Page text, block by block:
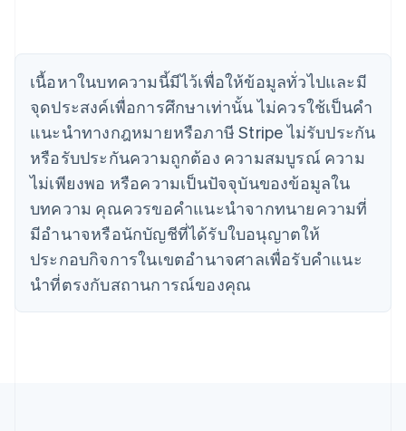
เนื้อหาในบทความนี้มีไว้เพื่อให้ข้อมูลทั่วไปและมี
จุดประสงค์เพื่อการศึกษาเท่านั้น ไม่ควรใช้เป็นคํา
แนะนําทางกฎหมายหรือภาษี Stripe ไม่รับประกัน
หรือรับประกันความถูกต้อง ความสมบูรณ์ ความ
ไม่เพียงพอ หรือความเป็นปัจจุบันของข้อมูลใน
บทความ คุณควรขอคําแนะนําจากทนายความที่
มีอํานาจหรือนักบัญชีที่ได้รับใบอนุญาตให้
ประกอบกิจการในเขตอํานาจศาลเพื่อรับคําแนะ
นําที่ตรงกับสถานการณ์ของคุณ
โครเอเชีย
จีนแผ่นดินใหญ่
简体中文English
ไซปรัส
English
ญี่ปุ่น
日本語 English
เดนมาร์ก
English
ไทย
นอร์เวย์
English